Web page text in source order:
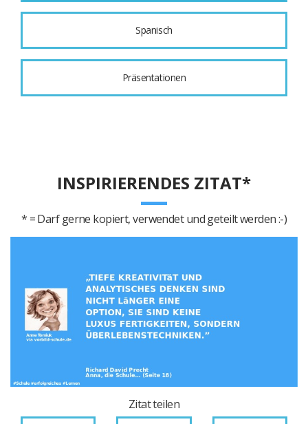
Spanisch
Präsentationen
INSPIRIERENDES ZITAT*
* = Darf gerne kopiert, verwendet und geteilt werden :-)
Zitat teilen